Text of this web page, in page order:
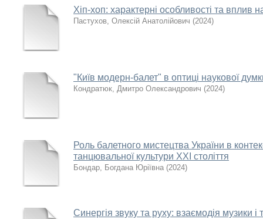
Хіп-хоп: характерні особливості та вплив
Пастухов, Олексій Анатолійович (2024)
"Київ модерн-балет" в оптиці наукової
Кондратюк, Дмитро Олександрович (2024)
Роль балетного мистецтва України в
танцювальної культури ХХІ століття
Бондар, Богдана Юріївна (2024)
Синергія звуку та руху: взаємодія музики і